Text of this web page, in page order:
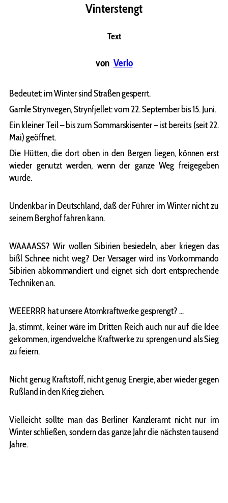
Vinterstengt
Text
von Verlo
Bedeutet: im Winter sind Straßen gesperrt.
Gamle Strynvegen, Strynfjellet: vom 22. September bis 15. Juni.
Ein kleiner Teil – bis zum Sommarskisenter – ist bereits (seit 22.
Mai) geöffnet.
Die Hütten, die dort oben in den Bergen liegen, können erst
wieder genutzt werden, wenn der ganze Weg freigegeben
wurde.
Undenkbar in Deutschland, daß der Führer im Winter nicht zu
seinem Berghof fahren kann.
WAAAASS? Wir wollen Sibirien besiedeln, aber kriegen das
bißl Schnee nicht weg? Der Versager wird ins Vorkommando
Sibirien abkommandiert und eignet sich dort entsprechende
Techniken an.
WEEERRR hat unsere Atomkraftwerke gesprengt? ...
Ja, stimmt, keiner wäre im Dritten Reich auch nur auf die Idee
gekommen, irgendwelche Kraftwerke zu sprengen und als Sieg
zu feiern.
Nicht genug Kraftstoff, nicht genug Energie, aber wieder gegen
Rußland in den Krieg ziehen.
Vielleicht sollte man das Berliner Kanzleramt nicht nur im
Winter schließen, sondern das ganze Jahr die nächsten tausend
Jahre.